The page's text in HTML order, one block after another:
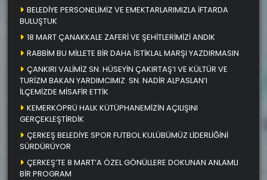
BELEDİYE PERSONELİMİZ VE EMEKTARLARIMIZLA İFTARDA
BULUŞTUK
18 MART ÇANAKKALE ZAFERİ VE ŞEHİTLERİMİZİ ANDIK
RABBİM BU MİLLETE BİR DAHA İSTİKLAL MARŞI YAZDIRMASIN
ÇANKIRI VALİMİZ SN. HÜSEYİN ÇAKIRTAŞ’I VE KÜLTÜR VE
TURİZM BAKAN YARDIMCIMIZ SN. NADİR ALPASLAN’I
İLÇEMİZDE MİSAFİR ETTİK
KEMERKÖPRÜ HALK KÜTÜPHANEMİZİN AÇILIŞINI
GERÇEKLEŞTİRDİK
ÇERKEŞ BELEDİYE SPOR FUTBOL KULÜBÜMÜZ LİDERLİĞİNİ
SÜRDÜRÜYOR
ÇERKEŞ’TE 8 MART’A ÖZEL GÖNÜLLERE DOKUNAN ANLAMLI
BİR PROGRAM